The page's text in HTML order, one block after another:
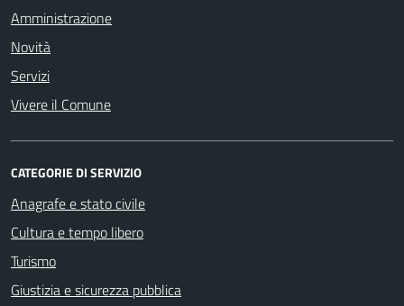
Amministrazione
Novità
Servizi
Vivere il Comune
CATEGORIE DI SERVIZIO
Anagrafe e stato civile
Cultura e tempo libero
Turismo
Giustizia e sicurezza pubblica